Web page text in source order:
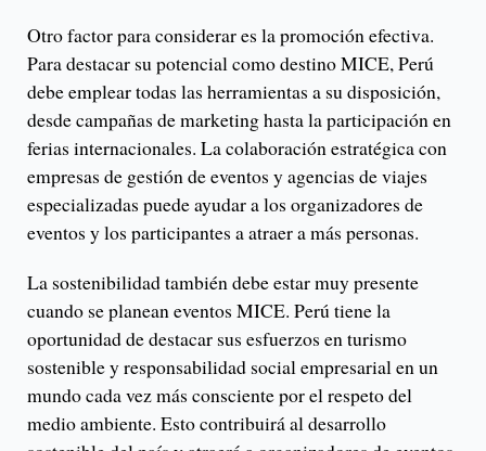
Otro factor para considerar es la promoción efectiva.
Para destacar su potencial como destino MICE, Perú
debe emplear todas las herramientas a su disposición,
desde campañas de marketing hasta la participación en
ferias internacionales. La colaboración estratégica con
empresas de gestión de eventos y agencias de viajes
especializadas puede ayudar a los organizadores de
eventos y los participantes a atraer a más personas.
La sostenibilidad también debe estar muy presente
cuando se planean eventos MICE. Perú tiene la
oportunidad de destacar sus esfuerzos en turismo
sostenible y responsabilidad social empresarial en un
mundo cada vez más consciente por el respeto del
medio ambiente. Esto contribuirá al desarrollo